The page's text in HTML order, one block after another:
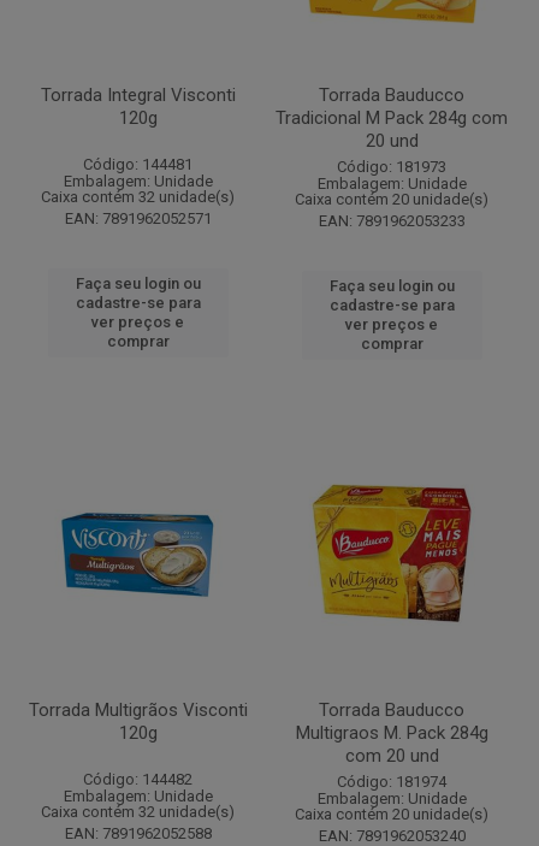
Torrada Integral Visconti
120g
Código: 144481
Embalagem: Unidade
Caixa contém 32 unidade(s)
EAN: 7891962052571
Faça seu login ou
cadastre-se para
ver preços e
comprar
Torrada Bauducco
Tradicional M Pack 284g com
20 und
Código: 181973
Embalagem: Unidade
Caixa contém 20 unidade(s)
EAN: 7891962053233
Faça seu login ou
cadastre-se para
ver preços e
comprar
Torrada Multigrãos Visconti
120g
Código: 144482
Embalagem: Unidade
Caixa contém 32 unidade(s)
EAN: 7891962052588
Torrada Bauducco
Multigraos M. Pack 284g
com 20 und
Código: 181974
Embalagem: Unidade
Caixa contém 20 unidade(s)
EAN: 7891962053240